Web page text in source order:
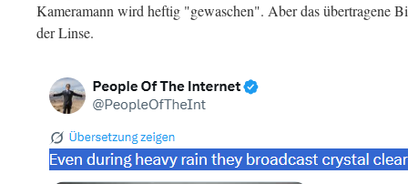
Kameramann wird heftig "gewaschen". Aber das übertragene
der Linse.